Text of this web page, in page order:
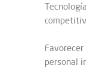
personal